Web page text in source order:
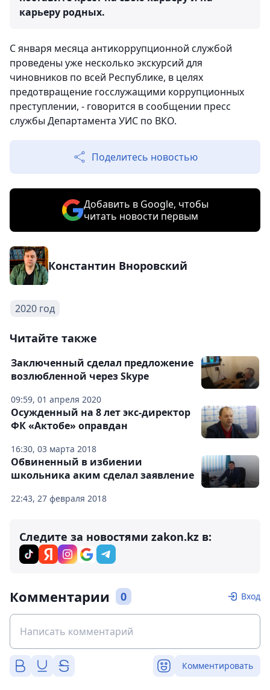
карьеру родных.
С января месяца антикоррупционной службой
проведены уже несколько экскурсий для
чиновников по всей Республике, в целях
предотвращение госслужащими коррупционных
преступлении, - говорится в сообщении пресс
службы Департамента УИС по ВКО.
Поделитесь новостью
Добавить в Google, чтобы
читать новости первым
Константин Вноровский
2020 год
Читайте также
09:59, 01 апреля 2020
Заключенный сделал предложение
возлюбленной через Skype
16:30, 03 марта 2018
Осужденный на 8 лет экс-директор
ФК «Актобе» оправдан
22:43, 27 февраля 2018
Обвиненный в избиении
школьника аким сделал заявление
Следите за новостями zakon.kz в:
Комментарии 0 Вход
Комментировать